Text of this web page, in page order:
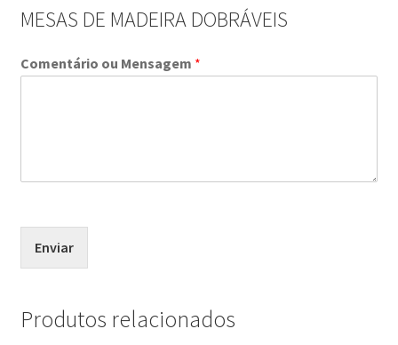
MESAS DE MADEIRA DOBRÁVEIS
Comentário ou Mensagem *
Enviar
Produtos relacionados